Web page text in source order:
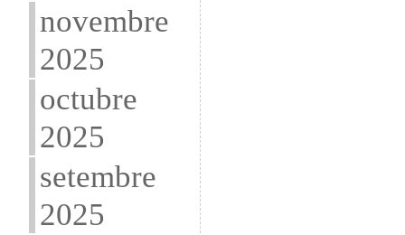
novembre
2025
octubre
2025
setembre
2025